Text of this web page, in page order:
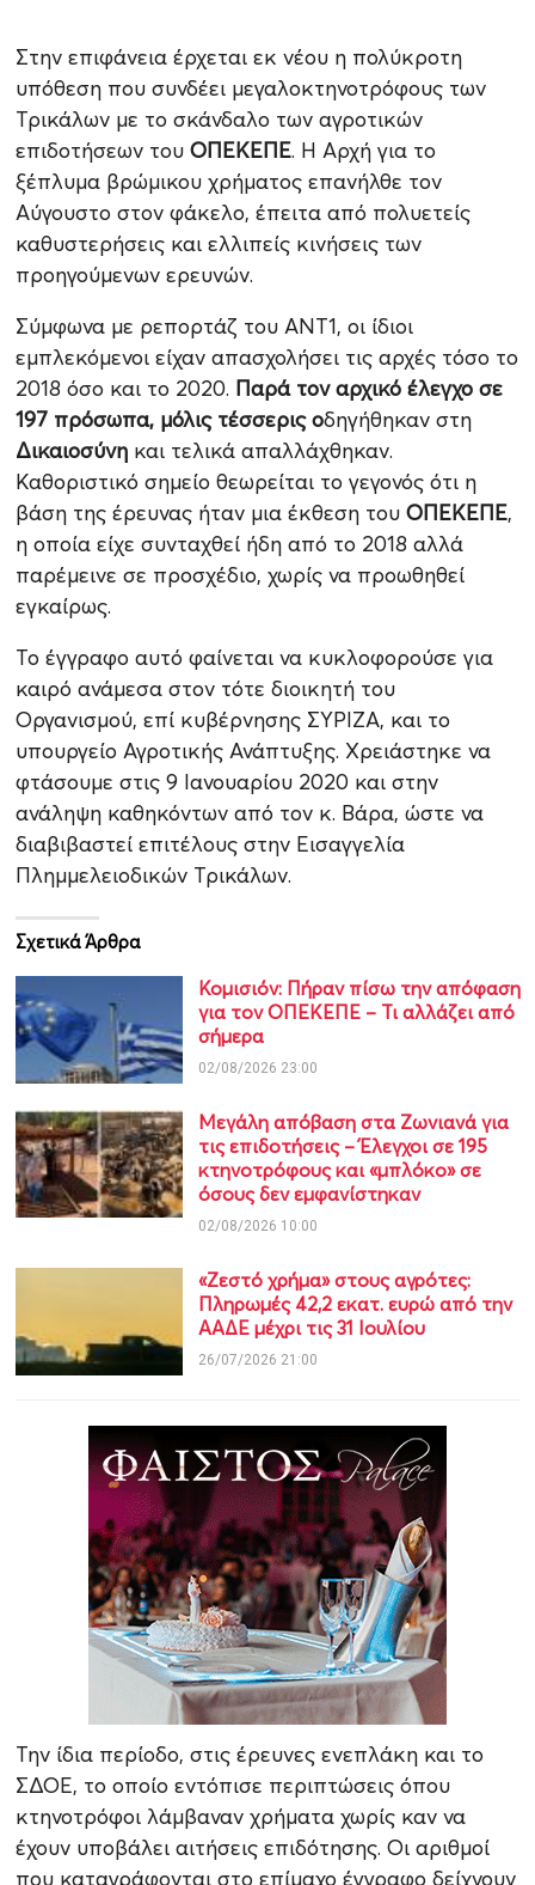
Στην επιφάνεια έρχεται εκ νέου η πολύκροτη
υπόθεση που συνδέει μεγαλοκτηνοτρόφους των
Τρικάλων με το σκάνδαλο των αγροτικών
επιδοτήσεων του ΟΠΕΚΕΠΕ. Η Αρχή για το
ξέπλυμα βρώμικου χρήματος επανήλθε τον
Αύγουστο στον φάκελο, έπειτα από πολυετείς
καθυστερήσεις και ελλιπείς κινήσεις των
προηγούμενων ερευνών.
Σύμφωνα με ρεπορτάζ του ΑΝΤ1, οι ίδιοι
εμπλεκόμενοι είχαν απασχολήσει τις αρχές τόσο το
2018 όσο και το 2020. Παρά τον αρχικό έλεγχο σε
197 πρόσωπα, μόλις τέσσερις οδηγήθηκαν στη
Δικαιοσύνηκαι τελικά απαλλάχθηκαν.
Καθοριστικό σημείο θεωρείται το γεγονός ότι η
βάση της έρευνας ήταν μια έκθεση του ΟΠΕΚΕΠΕ,
η οποία είχε συνταχθεί ήδη από το 2018 αλλά
παρέμεινε σε προσχέδιο, χωρίς να προωθηθεί
εγκαίρως.
Το έγγραφο αυτό φαίνεται να κυκλοφορούσε για
καιρό ανάμεσα στον τότε διοικητή του
Οργανισμού, επί κυβέρνησης ΣΥΡΙΖΑ, και το
υπουργείο Αγροτικής Ανάπτυξης. Χρειάστηκε να
φτάσουμε στις 9 Ιανουαρίου 2020 και στην
ανάληψη καθηκόντων από τον κ. Βάρα, ώστε να
διαβιβαστεί επιτέλους στην Εισαγγελία
Πλημμελειοδικών Τρικάλων.
Σχετικά Άρθρα
Κομισιόν: Πήραν πίσω την απόφαση
για τον ΟΠΕΚΕΠΕ – Τι αλλάζει από
σήμερα
02/08/2026 23:00
Μεγάλη απόβαση στα Ζωνιανά για
τις επιδοτήσεις – Έλεγχοι σε 195
κτηνοτρόφους και «μπλόκο» σε
όσους δεν εμφανίστηκαν
02/08/2026 10:00
«Ζεστό χρήμα» στους αγρότες:
Πληρωμές 42,2 εκατ. ευρώ από την
ΑΑΔΕ μέχρι τις 31 Ιουλίου
26/07/2026 21:00
Την ίδια περίοδο, στις έρευνες ενεπλάκη και το
ΣΔΟΕ, το οποίο εντόπισε περιπτώσεις όπου
κτηνοτρόφοι λάμβαναν χρήματα χωρίς καν να
έχουν υποβάλει αιτήσεις επιδότησης. Οι αριθμοί
που καταγράφονται στο επίμαχο έγγραφο δείχνουν